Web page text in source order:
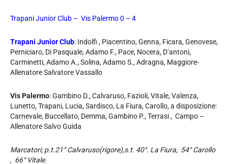
Trapani Junior Club – Vis Palermo 0 – 4
Trapani Junior Club: Indolfi , Piacentino, Genna, Ficara, Genovese,
Perniciaro, Di Pasquale, Adamo F., Pace, Nocera, D’antoni,
Carminetti, Adamo A., Solina, Adamo S., Adragna, Maggiore-
Allenatore Salvatore Vassallo
Vis Palermo: Gambino D., Calvaruso, Fazioli, Vitale, Valenza,
Lunetto, Trapani, Lucia, Sardisco, La Fiura, Carollo, a disposizione:
Carnevale, Buccellato, Demma, Gambino P., Terrasi , Campo –
Allenatore Salvo Guida
Marcatori; p.t.21° Calvaruso(rigore),s.t. 40°. La Fiura, 54° Carollo
, 66° Vitale.